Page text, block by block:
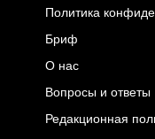
Политика
Бриф
О нас
Вопросы и ответы
Редакционная